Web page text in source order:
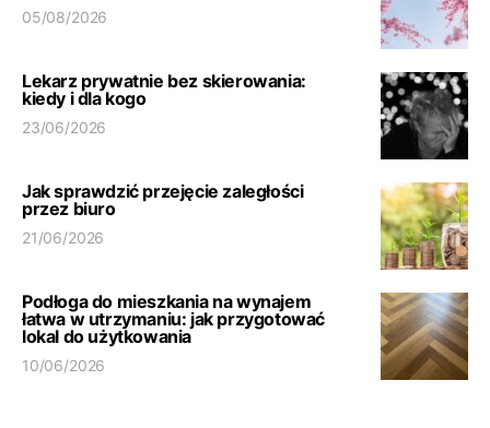
05/08/2026
Lekarz prywatnie bez skierowania:
kiedy i dla kogo
23/06/2026
Jak sprawdzić przejęcie zaległości
przez biuro
21/06/2026
Podłoga do mieszkania na wynajem
łatwa w utrzymaniu: jak przygotować
lokal do użytkowania
10/06/2026